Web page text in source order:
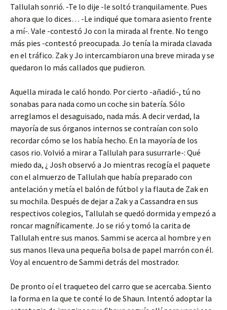
Tallulah sonrió. -Te lo dije -le soltó tranquilamente. Pues
ahora que lo dices… -Le indiqué que tomara asiento frente
a mí-. Vale -contestó Jo con la mirada al frente. No tengo
más pies -contestó preocupada. Jo tenía la mirada clavada
en el tráfico. Zak y Jo intercambiaron una breve mirada y se
quedaron lo más callados que pudieron.
Aquella mirada le caló hondo. Por cierto -añadió-, tú no
sonabas para nada como un coche sin batería. Sólo
arreglamos el desaguisado, nada más. A decir verdad, la
mayoría de sus órganos internos se contraían con solo
recordar cómo se los había hecho. En la mayoría de los
casos rio. Volvió a mirar a Tallulah para susurrarle-: Qué
miedo da, ¿ Josh observó a Jo mientras recogía el paquete
con el almuerzo de Tallulah que había preparado con
antelación y metía el balón de fútbol y la flauta de Zak en
su mochila. Después de dejar a Zak y a Cassandra en sus
respectivos colegios, Tallulah se quedó dormida y empezó a
roncar magníficamente. Jo se rió y tomó la carita de
Tallulah entre sus manos. Sammi se acerca al hombre y en
sus manos lleva una pequeña bolsa de papel marrón con él.
Voy al encuentro de Sammi detrás del mostrador.
De pronto oí el traqueteo del carro que se acercaba. Siento
la forma en la que te conté lo de Shaun. Intentó adoptar la